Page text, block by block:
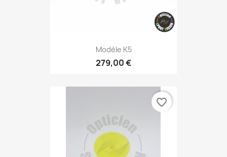
Modèle K5
279,00 €
favorite_border